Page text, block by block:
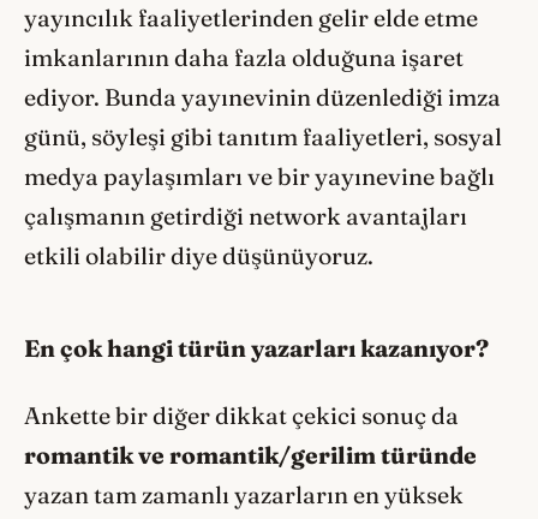
yayıncılık faaliyetlerinden gelir elde etme
imkanlarının daha fazla olduğuna işaret
ediyor. Bunda yayınevinin düzenlediği imza
günü, söyleşi gibi tanıtım faaliyetleri, sosyal
medya paylaşımları ve bir yayınevine bağlı
çalışmanın getirdiği network avantajları
etkili olabilir diye düşünüyoruz.
En çok hangi türün yazarları kazanıyor?
Ankette bir diğer dikkat çekici sonuç da
romantik ve romantik/gerilim türünde
yazan tam zamanlı yazarların en yüksek